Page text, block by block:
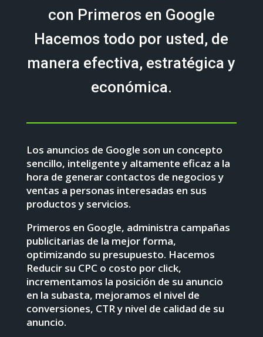
con Primeros en Google
Hacemos todo por usted, de
manera efectiva, estratégica y
económica.
Los anuncios de Google son un concepto
sencillo, inteligente y altamente eficaz a la
hora de generar contactos de negocios y
ventas a personas interesadas en sus
productos y servicios.
Primeros en Google, administra campañas
publicitarias de la mejor forma,
optimizando su presupuesto. Hacemos
Reducir su CPC o costo por click,
incrementamos la posición de su anuncio
en la subasta, mejoramos el nivel de
conversiones, CTR y nivel de calidad de su
anuncio.